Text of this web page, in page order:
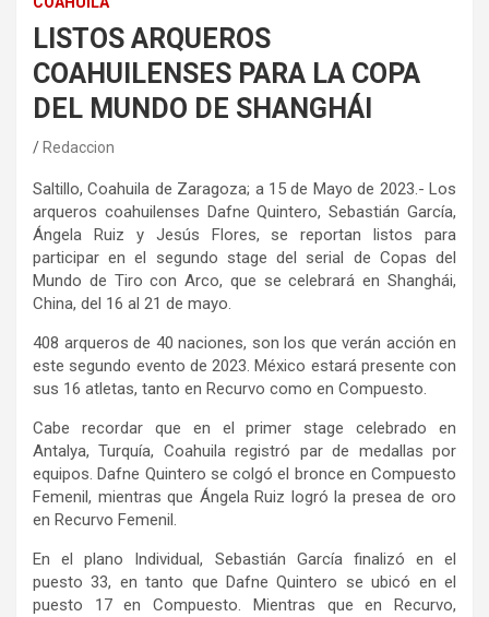
LISTOS ARQUEROS
COAHUILENSES PARA LA COPA
DEL MUNDO DE SHANGHÁI
Redaccion
Saltillo, Coahuila de Zaragoza; a 15 de Mayo de 2023.- Los
arqueros coahuilenses Dafne Quintero, Sebastián García,
Ángela Ruiz y Jesús Flores, se reportan listos para
participar en el segundo stage del serial de Copas del
Mundo de Tiro con Arco, que se celebrará en Shanghái,
China, del 16 al 21 de mayo.
408 arqueros de 40 naciones, son los que verán acción en
este segundo evento de 2023. México estará presente con
sus 16 atletas, tanto en Recurvo como en Compuesto.
Cabe recordar que en el primer stage celebrado en
Antalya, Turquía, Coahuila registró par de medallas por
equipos. Dafne Quintero se colgó el bronce en Compuesto
Femenil, mientras que Ángela Ruiz logró la presea de oro
en Recurvo Femenil.
En el plano Individual, Sebastián García finalizó en el
puesto 33, en tanto que Dafne Quintero se ubicó en el
puesto 17 en Compuesto. Mientras que en Recurvo,